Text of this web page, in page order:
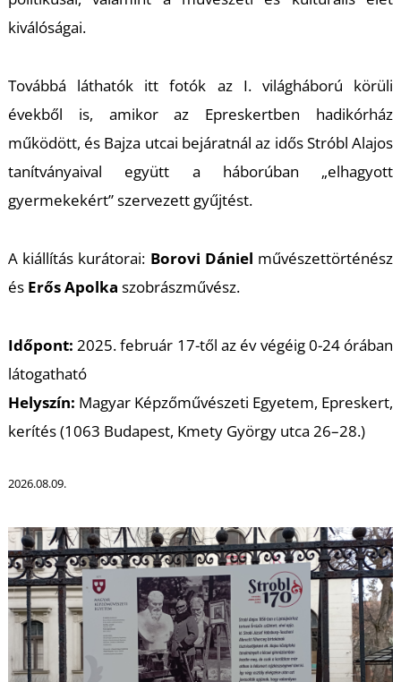
kiválóságai.
Továbbá láthatók itt fotók az I. világháború körüli
évekből is, amikor az Epreskertben hadikórház
működött, és Bajza utcai bejáratnál az idős Stróbl Alajos
tanítványaival együtt a háborúban „elhagyott
gyermekekért” szervezett gyűjtést.
A kiállítás kurátorai: Borovi Dániel művészettörténész
és Erős Apolka szobrászművész.
Időpont:2025. február 17-től az év végéig 0-24 órában
látogatható
Helyszín: Magyar Képzőművészeti Egyetem, Epreskert,
kerítés (1063 Budapest, Kmety György utca 26–28.)
2026.08.09.